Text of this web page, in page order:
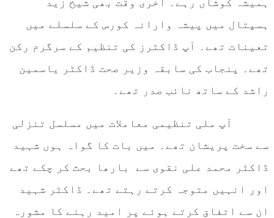
ہسپتال میں پیشہ وارانہ کورس کے سلسلے میں
تعینات تھے۔ آپ ڈاکٹرز کی تنظیم کے سرگرم رکن
تھے۔ پنجاب کی سابقہ وزیر صحت ڈاکٹر یاسمین
راشد کے ساتھ نائب صدر تھے۔
آپ ملی تنظیمی معاملات میں مسلسل تنزلی
سے سخت پریشان تھے۔ میں بات کا گواہ ہوں شہید
ڈاکٹر محمد علی نقوی سے بارھا بحث کر چکے تھے
اور انہیں متوجہ کرتے رہتے تھے۔ ڈاکٹر شہید
ان سے اتفاق کرتے ہوئے پر امید رہنے کا مشورہ